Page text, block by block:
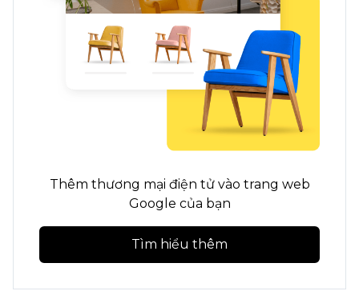
Thêm thương mại điện tử vào trang web
Google của bạn
Tìm hiểu thêm